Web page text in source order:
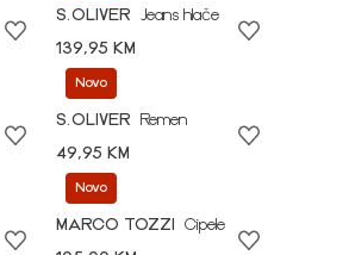
S.OLIVER
Jeans hlače
139,95 KM
Novo
S.OLIVER
Remen
49,95 KM
Novo
MARCO TOZZI
Cipele